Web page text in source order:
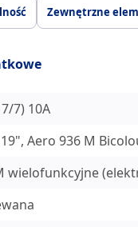
Zewnętrzne
7) 10A
Aero 936 M
wielofunkcyjne